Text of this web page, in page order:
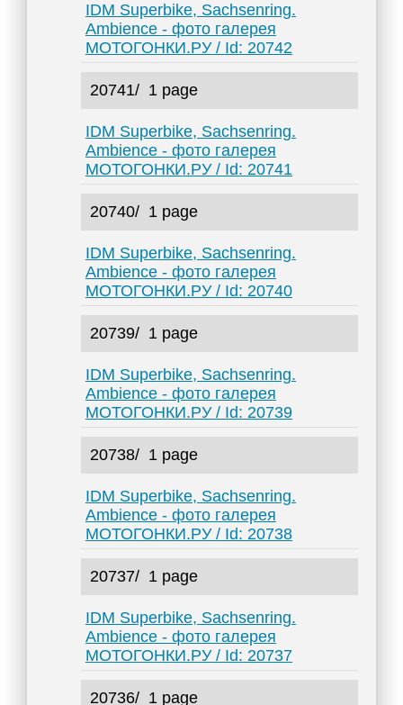
IDM Superbike, Sachsenring.
Ambience - фото галерея
МОТОГОНКИ.РУ / Id: 20742
20741/ 1 page
IDM Superbike, Sachsenring.
Ambience - фото галерея
МОТОГОНКИ.РУ / Id: 20741
20740/ 1 page
IDM Superbike, Sachsenring.
Ambience - фото галерея
МОТОГОНКИ.РУ / Id: 20740
20739/ 1 page
IDM Superbike, Sachsenring.
Ambience - фото галерея
МОТОГОНКИ.РУ / Id: 20739
20738/ 1 page
IDM Superbike, Sachsenring.
Ambience - фото галерея
МОТОГОНКИ.РУ / Id: 20738
20737/ 1 page
IDM Superbike, Sachsenring.
Ambience - фото галерея
МОТОГОНКИ.РУ / Id: 20737
20736/ 1 page